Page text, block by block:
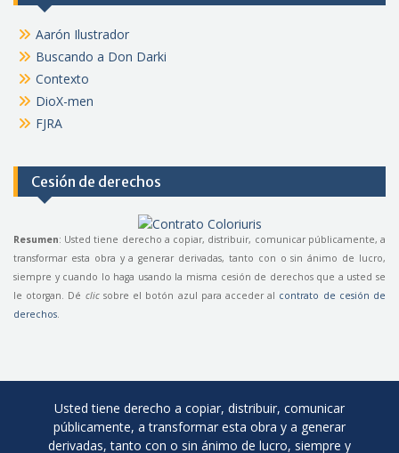
Aarón Ilustrador
Buscando a Don Darki
Contexto
DioX-men
FJRA
Cesión de derechos
Resumen: Usted tiene derecho a copiar, distribuir, comunicar públicamente, a
transformar esta obra y a generar derivadas, tanto con o sin ánimo de lucro,
siempre y cuando lo haga usando la misma cesión de derechos que a usted se
le otorgan. Dé clicsobre el botón azul para acceder al contrato de cesión de
derechos
Usted tiene derecho a copiar, distribuir, comunicar
públicamente, a transformar esta obra y a generar
derivadas, tanto con o sin ánimo de lucro, siempre y